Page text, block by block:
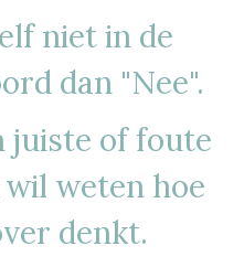
niet in de
dan "Nee".
juiste of foute
weten hoe
denkt.